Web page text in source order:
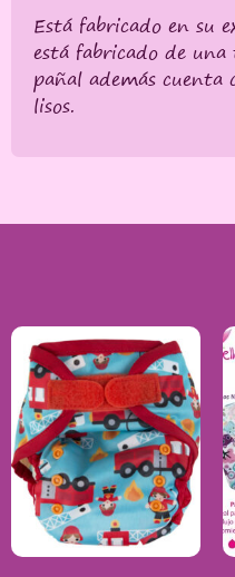
Está fabricado en su
está fabricado de una
pañal además
lisos.